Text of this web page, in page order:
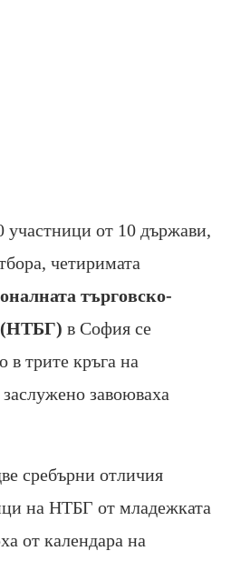
участници от 10 държави,
четиримата
търговско-
(НТБГ) в София се
в трите кръга на
завоюваха
сребърни отличия
на НТБГ от младежката
от календара на